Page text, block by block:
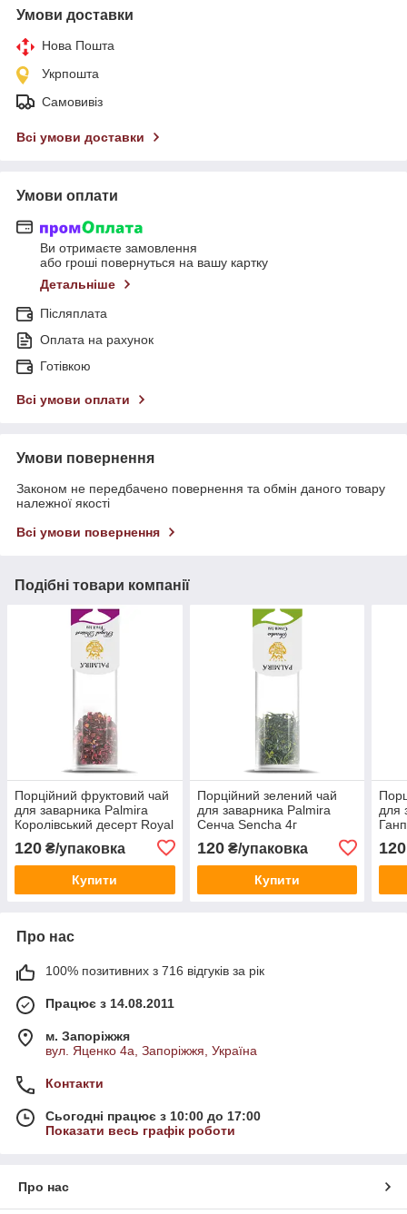
Умови доставки
Нова Пошта
Укрпошта
Самовивіз
Всі умови доставки
Умови оплати
Ви отримаєте замовлення
або гроші повернуться на вашу картку
Детальніше
Післяплата
Оплата на рахунок
Готівкою
Всі умови оплати
Умови повернення
Законом не передбачено повернення та обмін даного товару
належної якості
Всі умови повернення
Подібні товари компанії
Порційний фруктовий чай
для заварника Palmira
Королівський десерт Royal
120 ₴/упаковка
Купити
Порційний зелений чай
для заварника Palmira
Сенча Sencha 4г
120₴/упаковка
Купити
для
120
Про нас
100% позитивних з 716 відгуків за рік
Працює з 14.08.2011
м. Запоріжжя
вул. Яценко 4а, Запоріжжя, Україна
Контакти
Сьогодні працює з 10:00 до 17:00
Показати весь графік роботи
Про нас